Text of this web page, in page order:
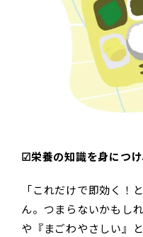
☑︎栄養の知識を身につけ
「これだけで即効く！
ん。つまらないかもし
や『まごわやさしい』